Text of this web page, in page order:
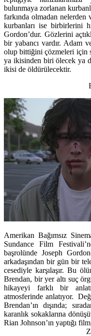
bulunmaya zorlanan
farkında olmadan
kurbanları ise birbirlerini
Gordon’dur. Gözlerini
bir yabancı vardır. Adam
olup bittiğini çözmeleri için
ya ikisinden biri ölecek ya
ikisi de öldürülecektir.
Amerikan Bağımsız
Sundance Film
başrolünde Joseph
arkadaşından bir gün bir
cesediyle karşılaşır. Bu
Brendan, bir yer altı suç
hikayeyi farklı bir
atmosferinde anlatıyor.
Brendan’ın dışında;
karanlık sokaklarına
Rian Johnson’ın yaptığı